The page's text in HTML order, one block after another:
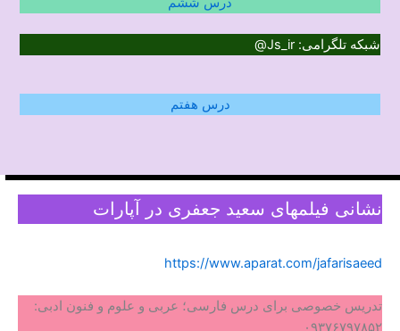
شبکه تلگرامی: Js_ir@
درس هفتم
نشانی فیلمهای سعید جعفری در آپارات
https://www.aparat.com/jafarisaeed
تدریس خصوصی برای درس فارسی؛ عربی و علوم و فنون ادبی:
۰۹۳۷۶۷۹۷۸۵۲